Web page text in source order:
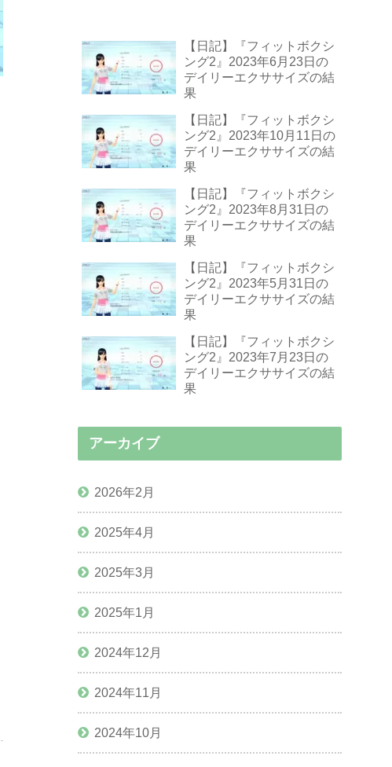
【日記】『フィットボクシ
ング2』2023年6月23日の
デイリーエクササイズの結
果
【日記】『フィットボクシ
ング2』2023年10月11日の
デイリーエクササイズの結
果
【日記】『フィットボクシ
ング2』2023年8月31日の
デイリーエクササイズの結
果
【日記】『フィットボクシ
ング2』2023年5月31日の
デイリーエクササイズの結
果
【日記】『フィットボクシ
ング2』2023年7月23日の
デイリーエクササイズの結
果
アーカイブ
2026年2月
2025年4月
2025年3月
2025年1月
2024年12月
2024年11月
2024年10月